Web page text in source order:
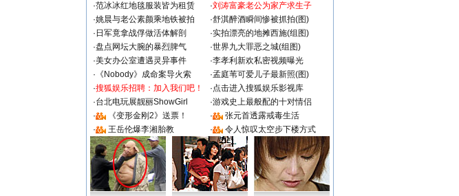
·范冰冰红地毯服装皆为租赁 ·刘涛富豪老公为家产求生子
·姚晨与老公素颜乘地铁被拍 ·舒淇醉酒瞬间惨被抓拍(图)
· 日军竟拿战俘做活体解剖 ·实拍漂亮的地摊西施(组图)
·盘点网坛大腕的暴烈脾气 ·世界九大罪恶之城(组图)
·美女办公室遭遇灵异事件 ·李孝利新欢私密视频曝光
· 《Nobody》成命案导火索 ·孟庭苇可爱儿子最新照(图)
·搜狐娱乐招聘：加入我们吧！ ·点击进入搜狐娱乐影视库
·台北电玩展靓丽ShowGirl ·游戏史上最般配的十对情侣
·
《变形金刚2》送票！ ·
张元首透露戒毒生活
·
王岳伦爆李湘胎教 · 令人惊叹太空步下楼方式